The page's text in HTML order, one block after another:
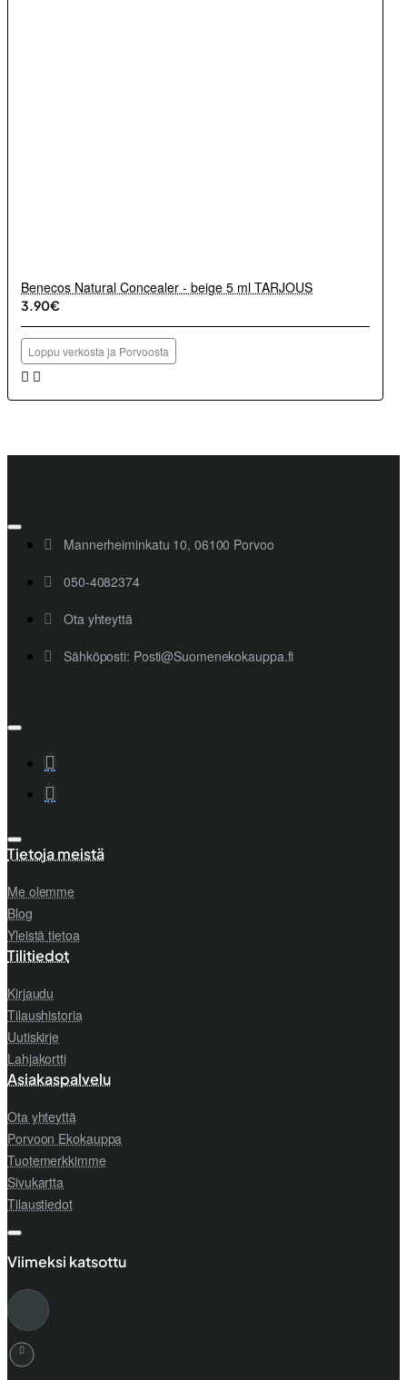
Benecos Natural Concealer - beige 5 ml TARJOUS
3.90€
Loppu verkosta ja Porvoosta
Mannerheiminkatu 10, 06100 Porvoo
050-4082374
Ota yhteyttä
Sähköposti: Posti@Suomenekokauppa.fi
Tietoja meistä
Me olemme
Blog
Yleistä tietoa
Tilitiedot
Kirjaudu
Tilaushistoria
Uutiskirje
Lahjakortti
Asiakaspalvelu
Ota yhteyttä
Porvoon Ekokauppa
Tuotemerkkimme
Sivukartta
Tilaustiedot
Viimeksi katsottu